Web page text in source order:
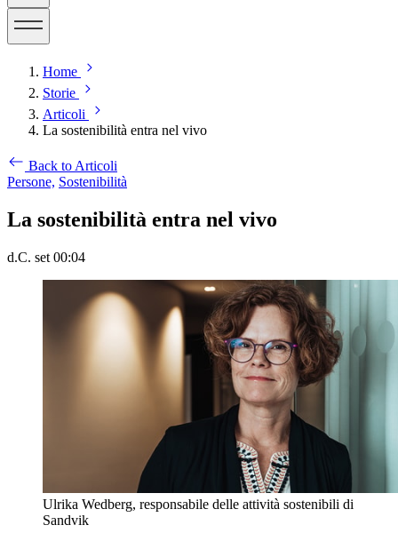
Home
Storie
Articoli
La sostenibilità entra nel vivo
Back to Articoli
Persone, Sostenibilità
La sostenibilità entra nel vivo
d.C. set 00:04
Ulrika Wedberg, responsabile delle attività sostenibili di
Sandvik